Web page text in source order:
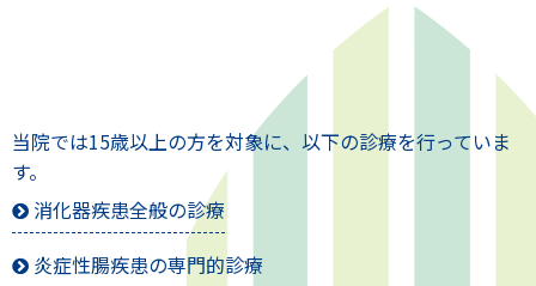
当院では15歳以上の方を対象に、以下の診療を行っていま
す。
消化器疾患全般の診療
炎症性腸疾患の専門的診療